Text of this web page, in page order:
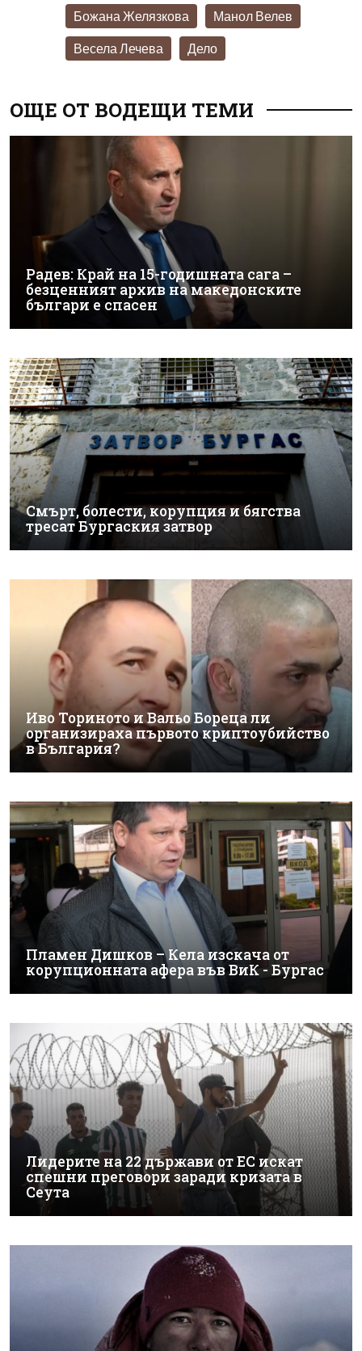
Божана Желязкова Манол Велев
Весела Лечева Дело
ОЩЕ ОТ ВОДЕЩИ ТЕМИ
Радев: Край на 15-годишната сага –
безценният архив на македонските
българи е спасен
Смърт, болести, корупция и бягства
тресат Бургаския затвор
Иво Ториното и Вальо Бореца ли
организираха първото криптоубийство
в България?
Пламен Дишков – Кела изскача от
корупционната афера във ВиК - Бургас
Лидерите на 22 държави от ЕС искат
спешни преговори заради кризата в
Сеута